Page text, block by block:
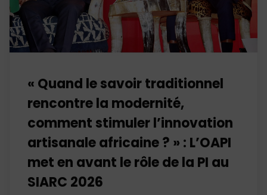
« Quand le savoir traditionnel
rencontre la modernité,
comment stimuler l’innovation
artisanale africaine ? » : L’OAPI
met en avant le rôle de la PI au
SIARC 2026